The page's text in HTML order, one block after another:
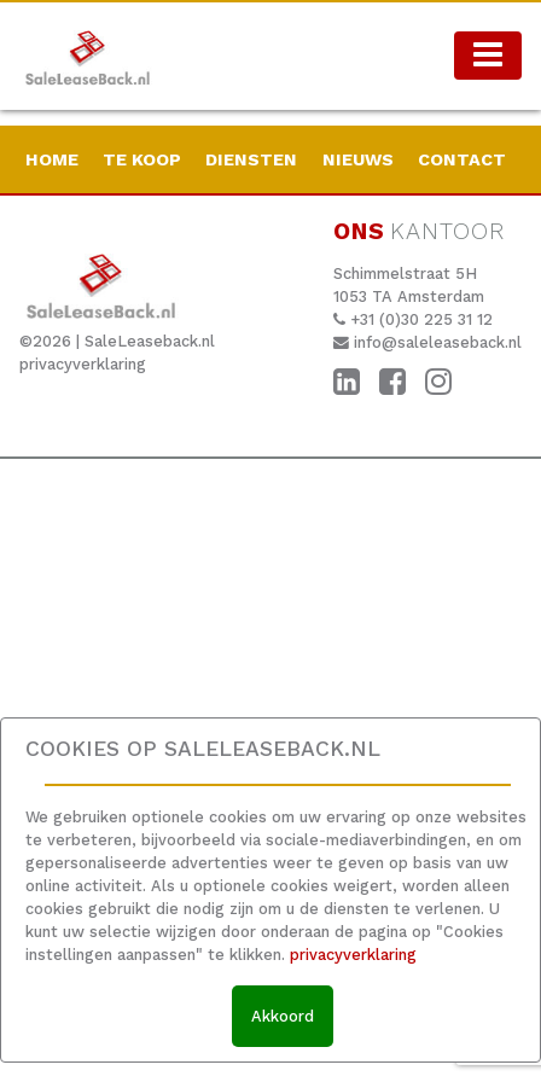
COOKIES OP SALELEASEBACK.NL
We gebruiken optionele cookies om uw ervaring op onze websites
te verbeteren, bijvoorbeeld via sociale-mediaverbindingen, en om
gepersonaliseerde advertenties weer te geven op basis van uw
online activiteit. Als u optionele cookies weigert, worden alleen
cookies gebruikt die nodig zijn om u de diensten te verlenen. U
kunt uw selectie wijzigen door onderaan de pagina op "Cookies
instellingen aanpassen" te klikken. privacyverklaring
Akkoord
HOME TE KOOP DIENSTEN NIEUWS CONTACT
©2026 | SaleLeaseback.nl
privacyverklaring
ONS KANTOOR
Schimmelstraat 5H
1053 TA Amsterdam
+31 (0)30 225 31 12
info@saleleaseback.nl